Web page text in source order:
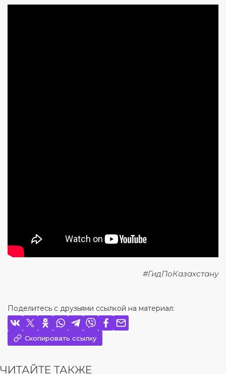
#ГидПоКазахстану
Поделитесь с друзьями ссылкой на материал:
Скопировать ссылку
ЧИТАЙТЕ ТАКЖЕ